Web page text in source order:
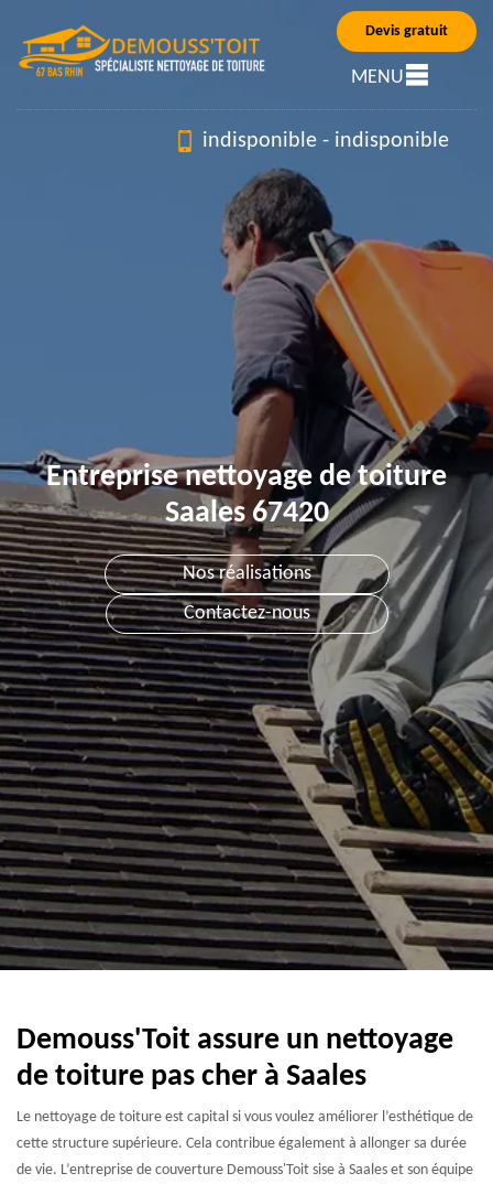
Devis gratuit
MENU
indisponible - indisponible
Entreprise nettoyage de toiture
Saales 67420
Nos réalisations
Contactez-nous
Demouss'Toit assure un nettoyage
de toiture pas cher à Saales
Le nettoyage de toiture est capital si vous voulez améliorer l’esthétique de
cette structure supérieure. Cela contribue également à allonger sa durée
de vie. L’entreprise de couverture Demouss'Toit sise à Saales et son équipe